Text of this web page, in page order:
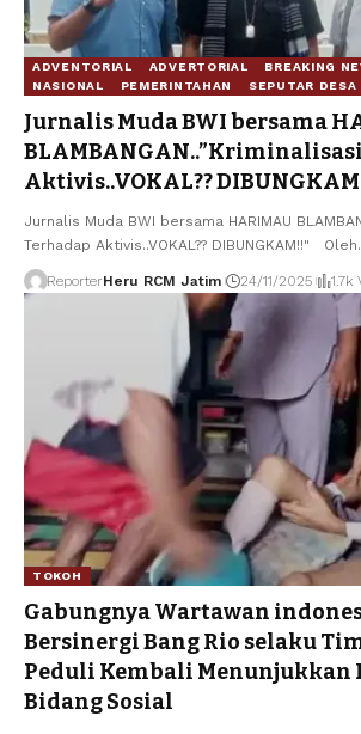
ADVENTORIAL ADVERTORIAL BREAKING
NASIONAL
PEMERINTAHAN SEPUTAR DESA
Jurnalis Muda BWI bersama
Aktivis..VOKAL??
Jurnalis Muda BWI bersama HARIMAU
Terhadap Aktivis..VOKAL?? DIBUNGKAM!!" Oleh
ReporterHeru RCM Jatim 24/11/2025 1.7k
TOKOH
Gabungnya Wartawan
Bersinergi Bang Rio selaku
Peduli Kembali Menunjukkan
Bidang Sosial